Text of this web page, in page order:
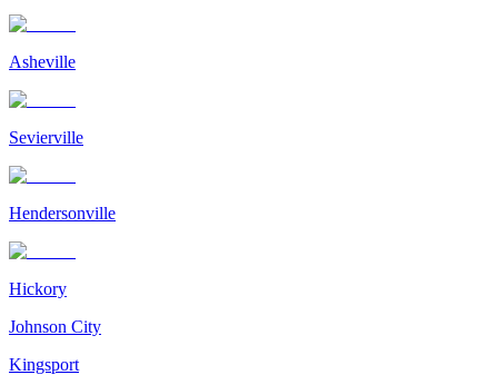
Asheville
Sevierville
Hendersonville
Hickory
Johnson City
Kingsport